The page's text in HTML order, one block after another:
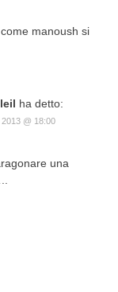
manoush si
ha detto:
@ 18:00
una